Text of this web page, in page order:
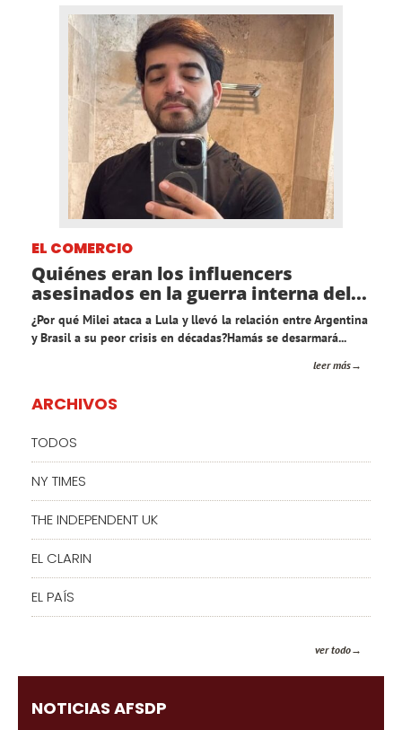
EL COMERCIO
Quiénes eran los influencers
asesinados en la guerra interna del...
¿Por qué Milei ataca a Lula y llevó la relación entre Argentina
y Brasil a su peor crisis en décadas?Hamás se desarmará...
leer más
ARCHIVOS
TODOS
NY TIMES
THE INDEPENDENT UK
EL CLARIN
EL PAÍS
ver todo
NOTICIAS AFSDP